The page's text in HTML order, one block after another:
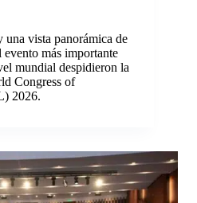
una vista panorámica de
evento más importante
mundial despidieron la
Congress of
2026.